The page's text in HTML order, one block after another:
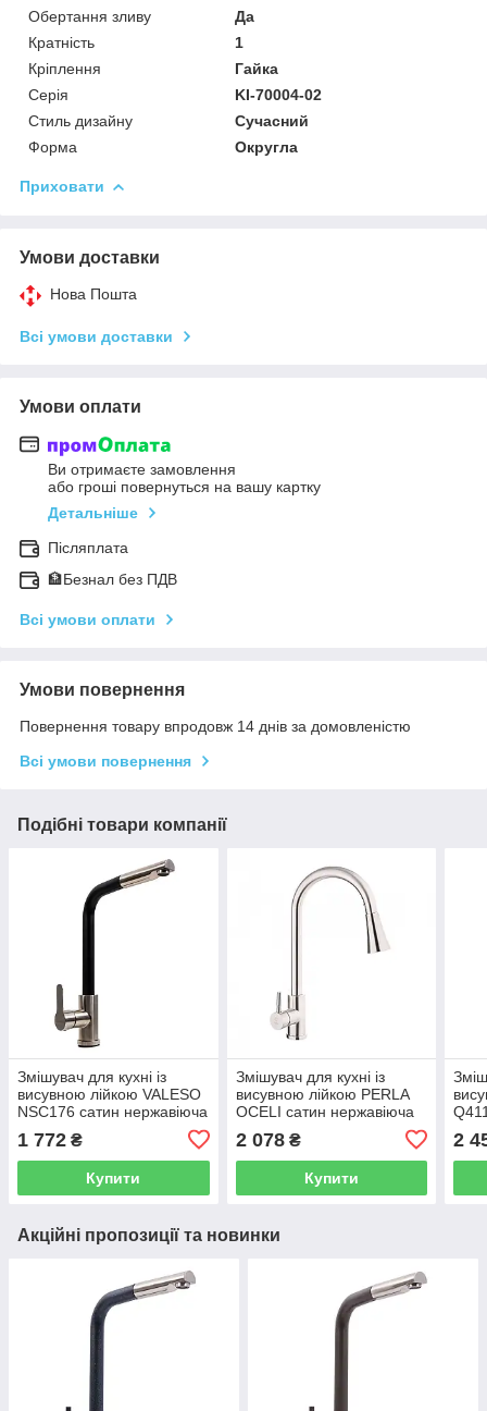
Обертання зливу
Да
Кратність
1
Кріплення
Гайка
Серія
KI-70004-02
Стиль дизайну
Сучасний
Форма
Округла
Приховати
Умови доставки
Нова Пошта
Всі умови доставки
Умови оплати
Ви отримаєте замовлення
або гроші повернуться на вашу картку
Детальніше
Післяплата
🏦Безнал без ПДВ
Всі умови оплати
Умови повернення
Повернення товару впродовж 14 днів за домовленістю
Всі умови повернення
Подібні товари компанії
Змішувач для кухні із
висувною лійкою VALESO
NSC176 сатин нержавіюча
1 772 ₴
Купити
Змішувач для кухні із
висувною лійкою PERLA
OCELI сатин нержавіюча
2 078₴
Купити
2
Акційні пропозиції та новинки